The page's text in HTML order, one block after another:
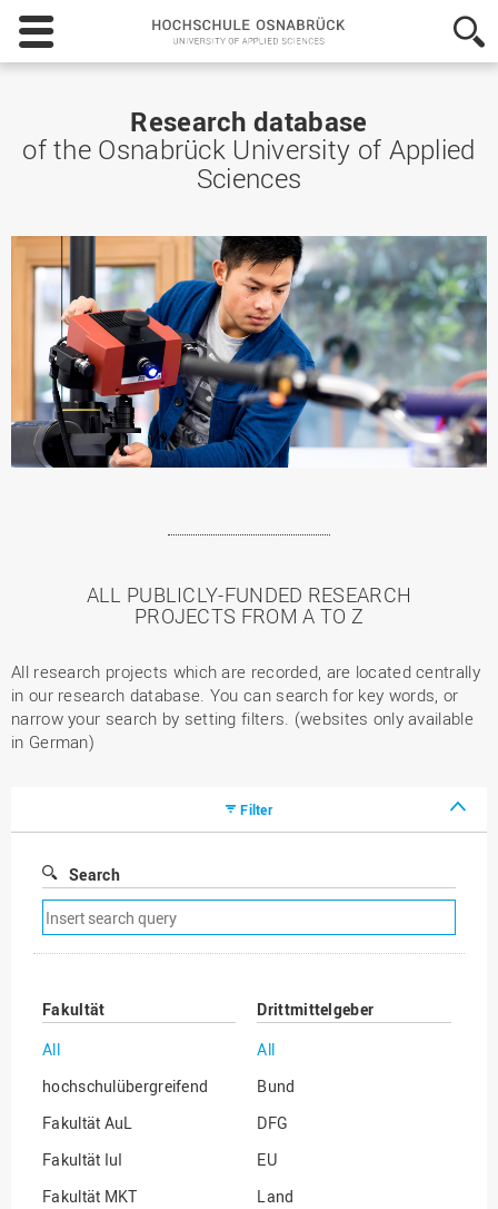
Hochschule
Osnabrück
-
Sciences
Research database
of the Osnabrück University of Applied
Sciences
ALL PUBLICLY-FUNDED RESEARCH
PROJECTS FROM A TO Z
All research projects which are recorded, are located centrally
in our research database. You can search for key words, or
narrow your search by setting filters. (websites only available
in German)
Filter
Search
Remove
search
filter
Fakultät
All
hochschulübergreifend
Fakultät AuL
Fakultät IuI
Fakultät MKT
Drittmittelgeber
All
Bund
DFG
EU
Land